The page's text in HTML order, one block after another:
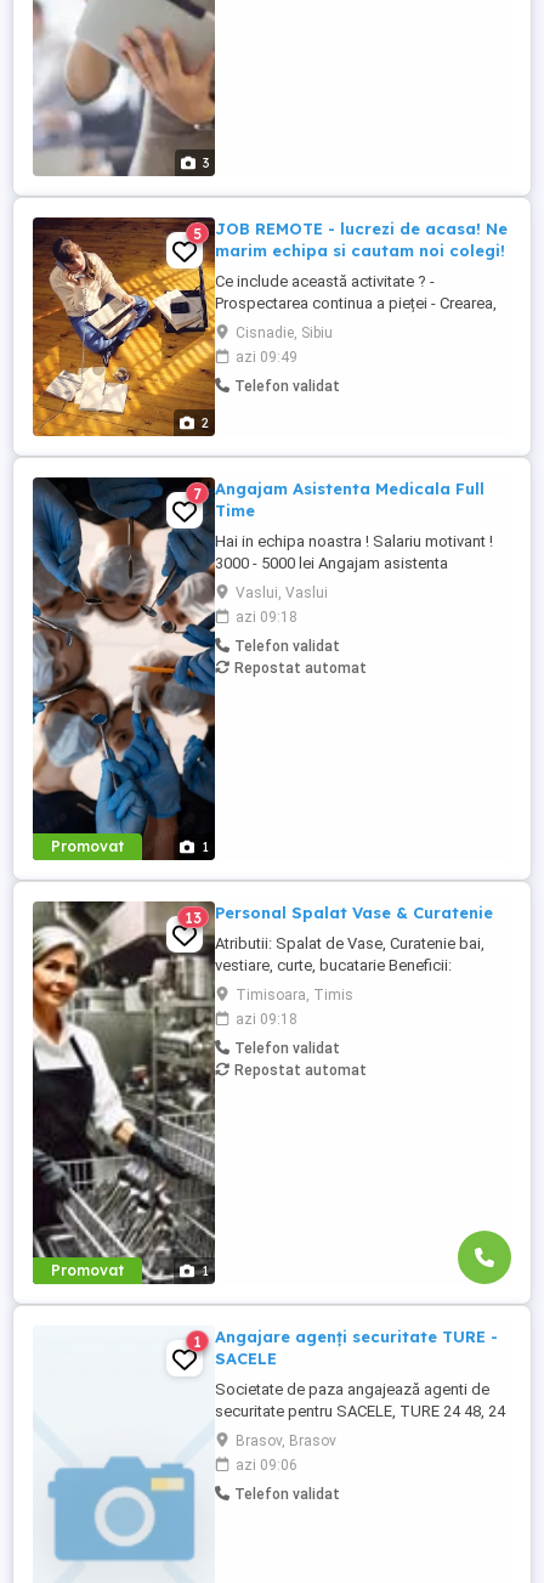
3
2
5
JOB REMOTE - lucrezi de acasa! Ne
marim echipa si cautam noi colegi!
Ce include această activitate ? -
Prospectarea continua a pieței - Crearea,
formarea si administrarea unui portofoliu
de clienți - Emiterea polițelor de asigurare
- Cunoasterea produselor intermediate -
Crearea și formarea unei echipe
Cisnadie, Sibiu
azi 09:49
Telefon validat
Promovat 1
7
Angajam Asistenta Medicala Full
Time
Hai in echipa noastra ! Salariu motivant !
3000 - 5000 lei Angajam asistenta
medicala Locatie noua, mediu de lucru
placut, colectiv mare. Program : Luni-
Vineri : 10.00-18.30 Te asteptam !
Vaslui, Vaslui
azi 09:18
Telefon validat
Repostat automat
Promovat 1
13 Personal Spalat Vase & Curatenie
Atributii: Spalat de Vase, Curatenie bai,
vestiare, curte, bucatarie Beneficii:
Contract de munca pe perioada
nedeterminata, Norma intreaga, Pachet
salarial motivant, Mediu de lucru placut
Conditii: Seriozitate, Implicare Program: 2
cu 2 Salariu: 3000 - 3200 lei Pentru detalii
Timisoara, Timis
azi 09:18
Telefon validat
Repostat automat
1
Angajare agenți securitate TURE -
SACELE
Societate de paza angajează agenti de
securitate pentru SACELE, TURE 24 48, 24
72. Salariu la timp, seriozitate ! Telefon:
Brasov, Brasov
azi 09:06
Telefon validat